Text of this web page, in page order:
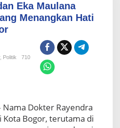
k
t
R
a
y
e
a
d
Eka Maulana
Menangkan Hati
, Politik
710
Nama Dokter Rayendra
Bogor, terutama di